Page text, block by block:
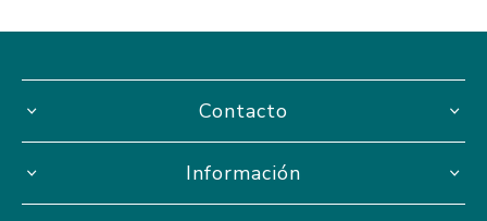
Contacto
Información